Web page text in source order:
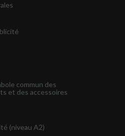
commun des
et des accessoires
(niveau A2)